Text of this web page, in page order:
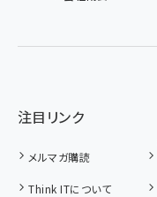
注目リンク
メルマガ購読
Think ITについて